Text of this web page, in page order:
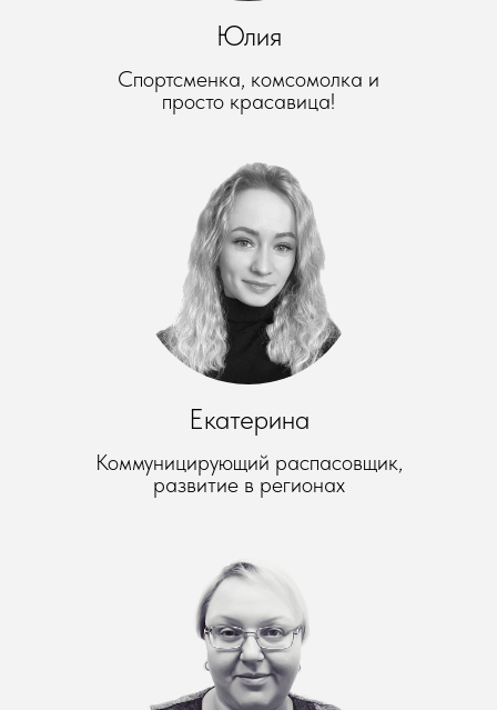
Юлия
Спортсменка, комсомолка и
просто красавица!
Екатерина
Коммуницирующий распасовщик,
развитие в регионах